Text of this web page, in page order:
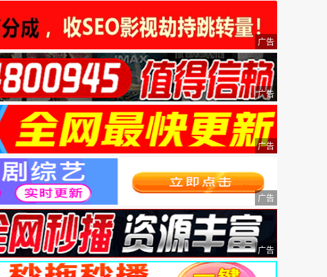
广告
广告
广告
广告
广告